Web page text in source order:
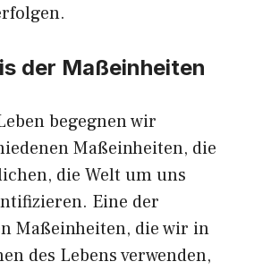
der Maßeinheiten
begegnen wir
Maßeinheiten, die
die Welt um uns
Eine der
Maßeinheiten, die wir in
des Lebens verwenden,